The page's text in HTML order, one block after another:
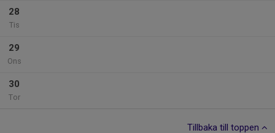
28
Tis
29
Ons
30
Tor
Tillbaka till toppen